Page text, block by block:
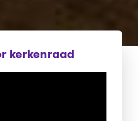
kerkenraad